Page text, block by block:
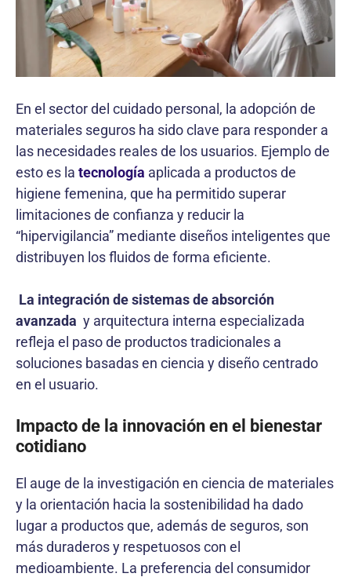
En el sector del cuidado personal, la adopción de
materiales seguros ha sido clave para responder a
las necesidades reales de los usuarios. Ejemplo de
esto es la tecnología aplicada a productos de
higiene femenina, que ha permitido superar
limitaciones de confianza y reducir la
“hipervigilancia” mediante diseños inteligentes que
distribuyen los fluidos de forma eficiente.
La integración de sistemas de absorción
avanzada y arquitectura interna especializada
refleja el paso de productos tradicionales a
soluciones basadas en ciencia y diseño centrado
en el usuario.
Impacto de la innovación en el bienestar
cotidiano
El auge de la investigación en ciencia de materiales
y la orientación hacia la sostenibilidad ha dado
lugar a productos que, además de seguros, son
más duraderos y respetuosos con el
medioambiente. La preferencia del consumidor